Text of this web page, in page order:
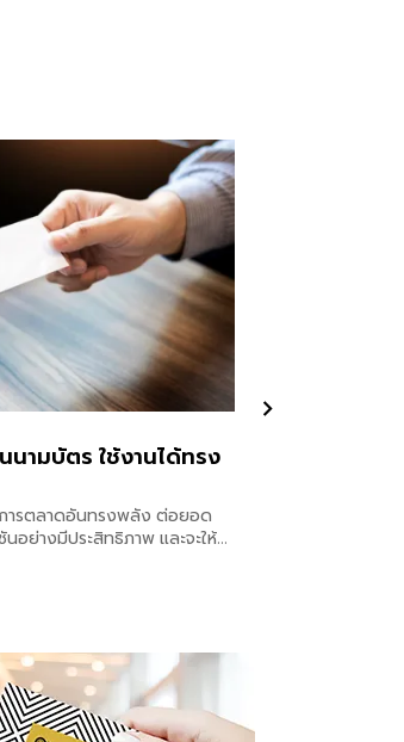
นามบัตร ใช้งานได้ทรง
ารตลาดอันทรงพลัง ต่อยอด
อย่างมีประสิทธิภาพ และจะให้ดี